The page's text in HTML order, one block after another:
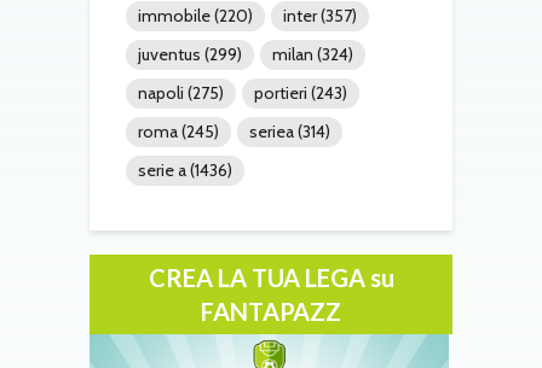
immobile(220) inter(357)
juventus (299) milan (324)
napoli (275) portieri (243)
roma(245) seriea(314)
serie a(1436)
CREA LA TUA LEGA su
FANTAPAZZ